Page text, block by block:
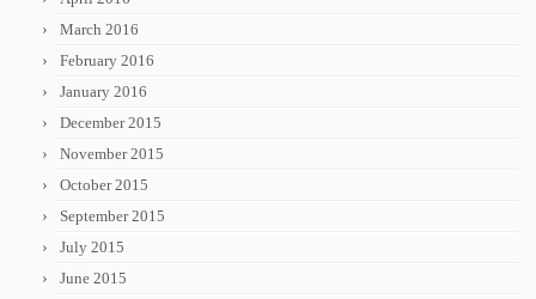
March 2016
February 2016
January 2016
December 2015
November 2015
October 2015
September 2015
July 2015
June 2015